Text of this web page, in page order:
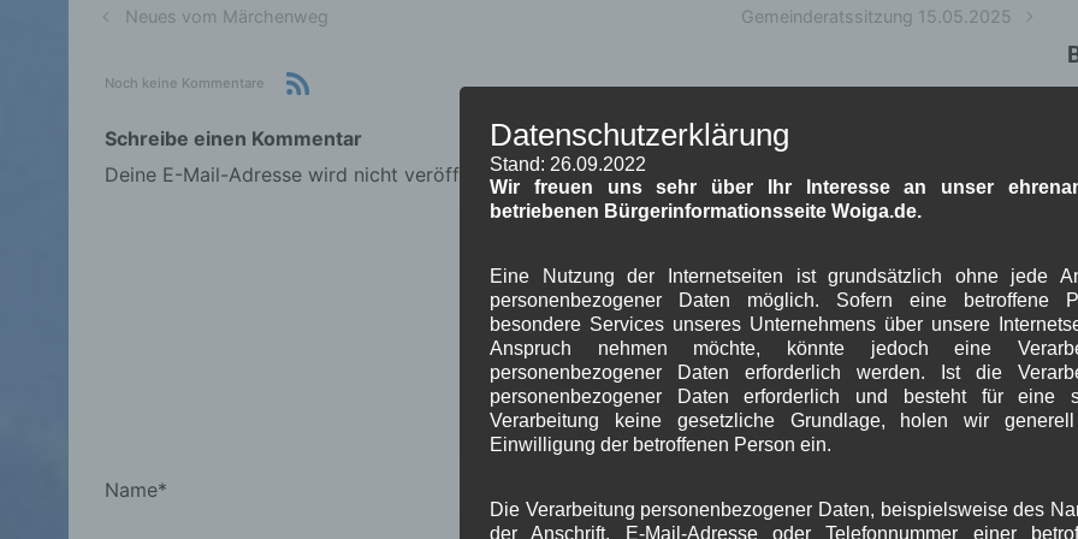
Neues vom Märchenweg Gemeinderatssitzung 15.05.2025
Noch keine Kommentare
Schreibe einen Kommentar
Deine E-Mail-Adresse wird nicht veröffentlicht. Erforderliche Felder sind mit * markiert
Name*
Datenschutzerklärung
Stand: 26.09.2022
Wir freuen uns sehr über Ihr Interesse an unser
betriebenen Bürgerinformationsseite Woiga.de.
Eine Nutzung der Internetseiten ist grundsätzlich ohne jede
personenbezogener Daten möglich. Sofern eine betroffene
besondere Services unseres Unternehmens über unsere
Anspruch nehmen möchte, könnte jedoch eine
personenbezogener Daten erforderlich werden. Ist die
personenbezogener Daten erforderlich und besteht für eine
Verarbeitung keine gesetzliche Grundlage, holen wir
Einwilligung der betroffenen Person ein.
Die Verarbeitung personenbezogener Daten, beispielsweise des
der Anschrift, E-Mail-Adresse oder Telefonnummer einer